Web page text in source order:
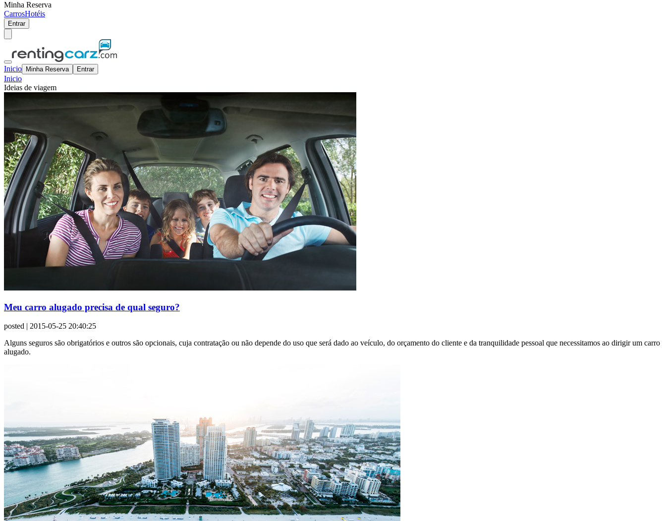
Minha Reserva
CarrosHotéis
Entrar
Inicio Minha Reserva Entrar
Inicio
Ideias de viagem
Meu carro alugado precisa de qual seguro?
posted | 2015-05-25 20:40:25
Alguns seguros são obrigatórios e outros são opcionais, cuja contratação ou não depende do uso que será dado ao veículo, do orçamento do cliente e da tranquilidade pessoal que necessitamos ao dirigir um carro
alugado.